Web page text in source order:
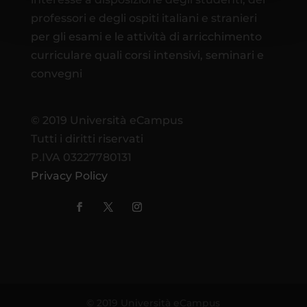
professori e degli ospiti italiani e stranieri
per gli esami e le attività di arricchimento
curriculare quali corsi intensivi, seminari e
convegni
© 2019 Università eCampus
Tutti i diritti riservati
P.IVA 03227780131
Privacy Policy